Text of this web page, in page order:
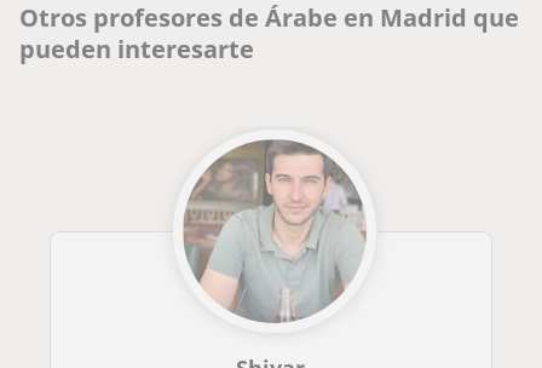
Otros profesores de Árabe en Madrid que
pueden interesarte